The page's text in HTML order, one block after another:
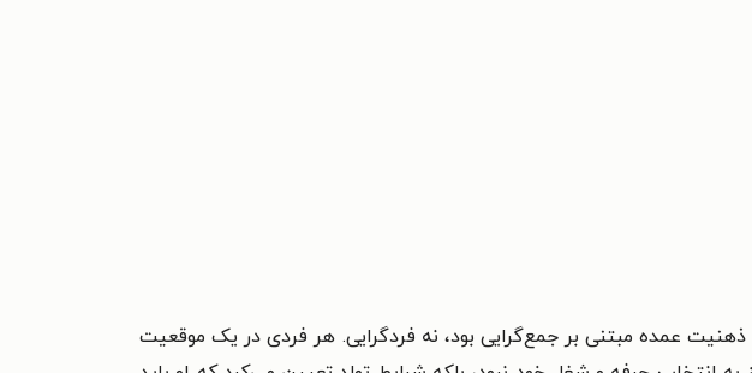
عمده مبتنی بر جمع‌گرایی بود، نه فردگرایی. هر فردی در یک موقعیت